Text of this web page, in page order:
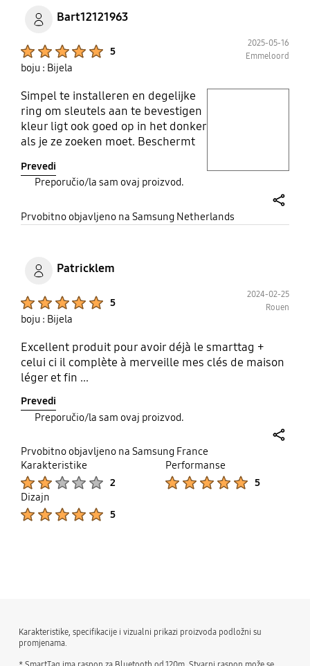
Bart12121963
5
2025-05-16
Emmeloord
boju : Bijela
Simpel te installeren en degelijke
ring om sleutels aan te bevestigen
kleur ligt ook goed op in het donker
als je ze zoeken moet. Beschermt
Prevedi
Preporučio/la sam ovaj proizvod.
Prvobitno objavljeno na Samsung Netherlands
Patricklem
5
2024-02-25
Rouen
boju : Bijela
Excellent produit pour avoir déjà le smarttag +
celui ci il complète à merveille mes clés de maison
léger et fin ...
Prevedi
Preporučio/la sam ovaj proizvod.
Prvobitno objavljeno na Samsung France
Karakteristike
2
Performanse
5
Dizajn
5
Karakteristike, specifikacije i vizualni prikazi proizvoda podložni su
promjenama.